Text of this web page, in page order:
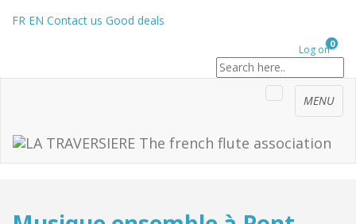
FR EN Contact us Good deals
Log on0
MENU